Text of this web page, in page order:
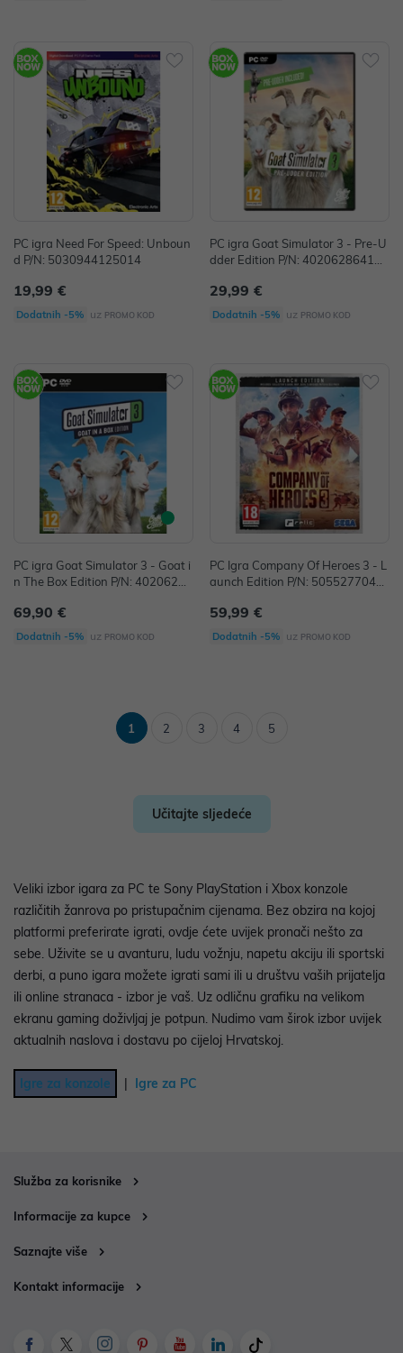
PC igra Need For Speed: Unboun
d P/N: 5030944125014
19,99 €
Dodatnih -5% uz PROMO KOD
PC igra Goat Simulator 3 - Pre-U
dder Edition P/N: 402062864112
29,99 €
Dodatnih -5% uz PROMO KOD
PC igra Goat Simulator 3 - Goat i
n The Box Edition P/N: 40206286
69,90 €
Dodatnih -5% uz PROMO KOD
PC Igra Company Of Heroes 3 - L
aunch Edition P/N: 5055277047
59,99 €
Dodatnih -5% uz PROMO KOD
1 2 3 4 5
Učitajte sljedeće
Veliki izbor igara za PC te Sony PlayStation i Xbox konzole
različitih žanrova po pristupačnim cijenama. Bez obzira na kojoj
platformi preferirate igrati, ovdje ćete uvijek pronači nešto za
sebe. Uživite se u avanturu, ludu vožnju, napetu akciju ili sportski
derbi, a puno igara možete igrati sami ili u društvu vaših prijatelja
ili online stranaca - izbor je vaš. Uz odličnu grafiku na velikom
ekranu gaming doživljaj je potpun. Nudimo vam širok izbor uvijek
aktualnih naslova i dostavu po cijeloj Hrvatskoj.
Igre za konzole | Igre za PC
Služba za korisnike
Informacije za kupce
Saznajte više
Kontakt informacije